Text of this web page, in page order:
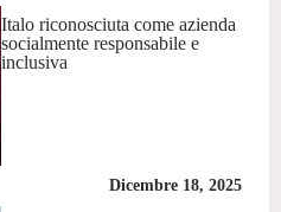
Italo riconosciuta come azienda
socialmente responsabile e
inclusiva
Dicembre 18, 2025